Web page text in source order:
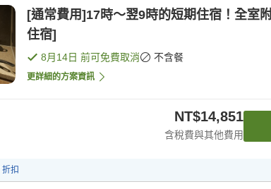
[通常費用]17時〜翌9時的短期住宿！全室
住宿]
8月14日 前可免費取消 不含餐
更詳細的方案資訊
NT$14,851
含稅費與其他費用
折扣